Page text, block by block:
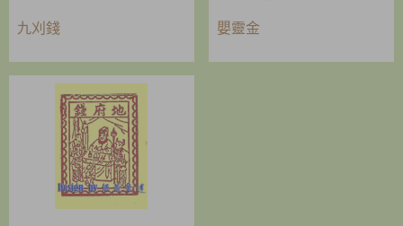
九刈錢 嬰靈金